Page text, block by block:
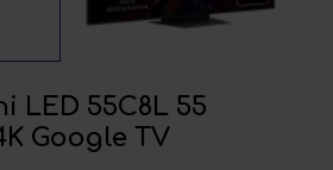
LED 55C8L 55
Google TV